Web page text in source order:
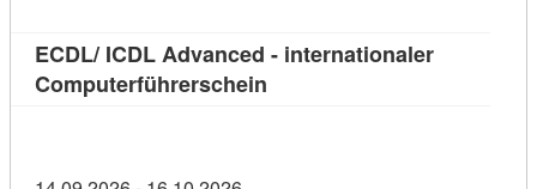
ECDL/ ICDL Advanced - internationaler
Computerführerschein